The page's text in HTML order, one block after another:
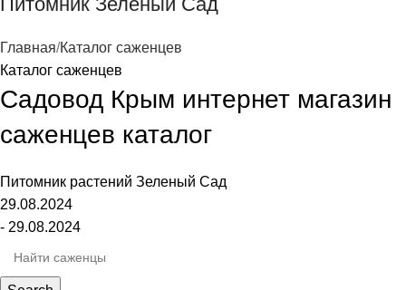
Главная Каталог саженцев
Каталог саженцев
Садовод Крым интернет магазин
саженцев каталог
Питомник растений Зеленый Сад
29.08.2024
- 29.08.2024